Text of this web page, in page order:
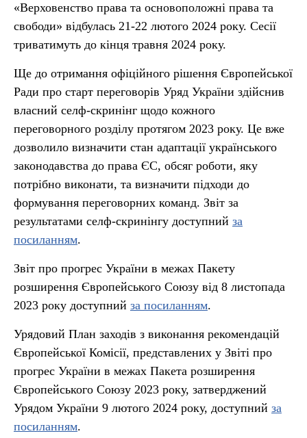
«Верховенство права та основоположні права та
свободи» відбулась 21-22 лютого 2024 року. Сесії
триватимуть до кінця травня 2024 року.
Ще до отримання офіційного рішення Європейської
Ради про старт переговорів Уряд України здійснив
власний селф-скринінг щодо кожного
переговорного розділу протягом 2023 року. Це вже
дозволило визначити стан адаптації українського
законодавства до права ЄС, обсяг роботи, яку
потрібно виконати, та визначити підходи до
формування переговорних команд. Звіт за
результатами селф-скринінгу доступний за
посиланням.
Звіт про прогрес України в межах Пакету
розширення Європейського Союзу від 8 листопада
2023 року доступний за посиланням.
Урядовий План заходів з виконання рекомендацій
Європейської Комісії, представлених у Звіті про
прогрес України в межах Пакета розширення
Європейського Союзу 2023 року, затверджений
Урядом України 9 лютого 2024 року, доступний за
посиланням.